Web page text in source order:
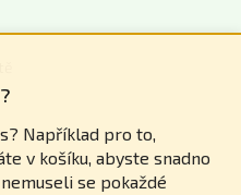
Například pro to,
v košíku, abyste snadno
se pokaždé